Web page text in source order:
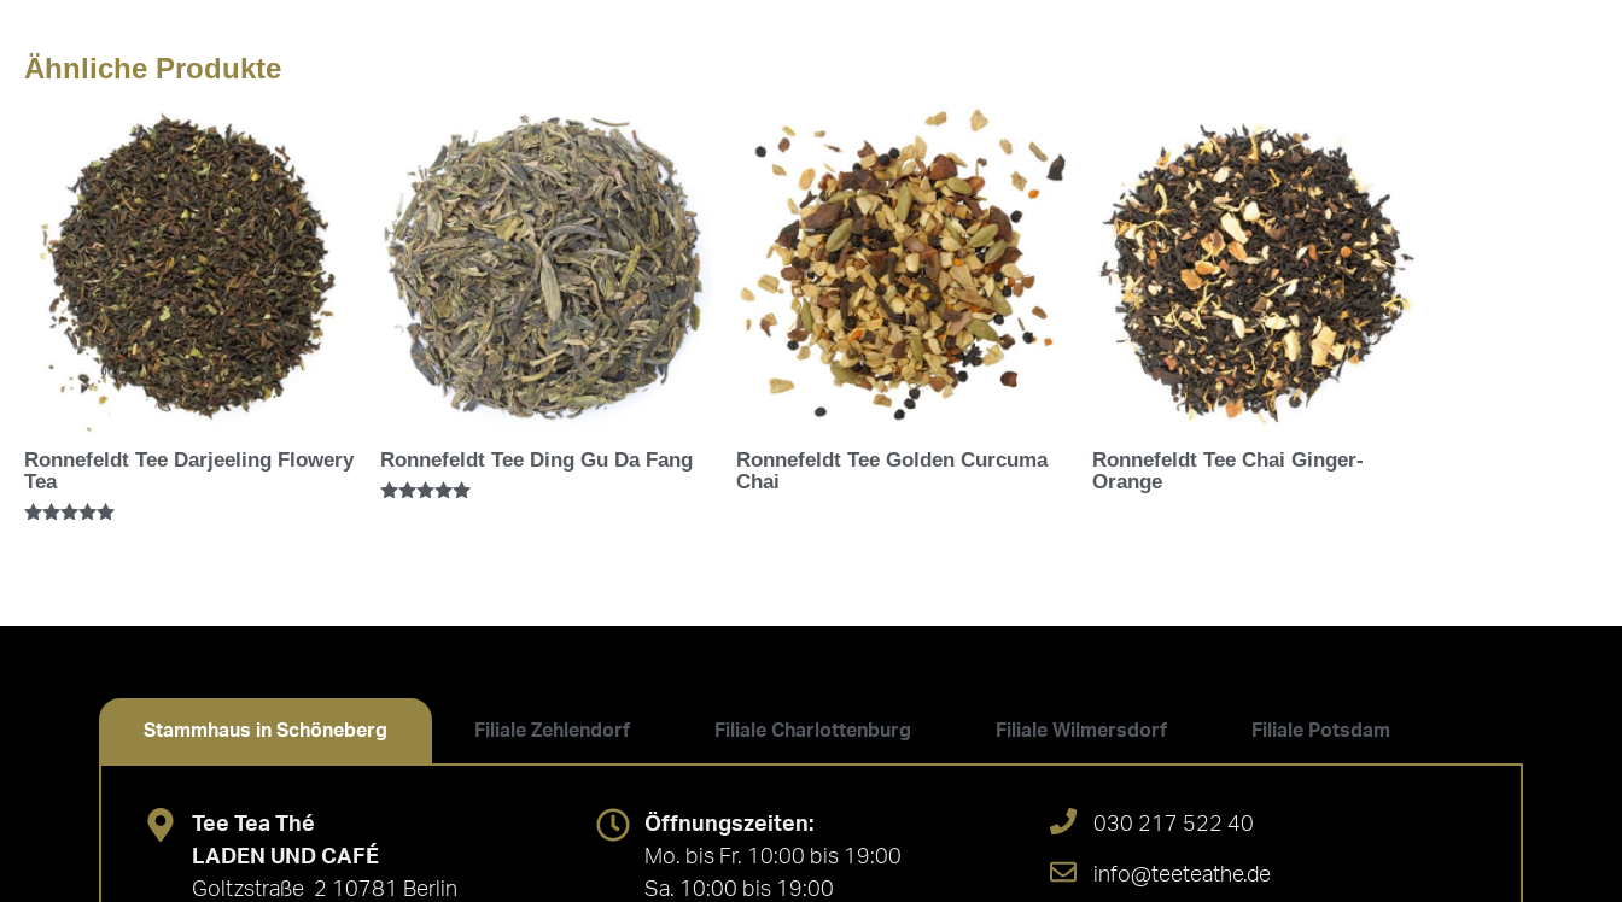
Ähnliche Produkte
Ronnefeldt Tee Darjeeling Flowery
Tea
Ronnefeldt Tee Ding Gu Da Fang
Ronnefeldt Tee Golden Curcuma
Chai
Ronnefeldt Tee Chai Ginger-
Orange
Stammhaus in Schöneberg Filiale Zehlendorf Filiale Charlottenburg Filiale Wilmersdorf Filiale Potsdam
Tee Tea Thé
LADEN UND CAFÉ
Goltzstraße 2 10781 Berlin
Öffnungszeiten:
Mo. bis Fr. 10:00 bis 19:00
Sa. 10:00 bis 19:00
030 217 522 40
info@teeteathe.de